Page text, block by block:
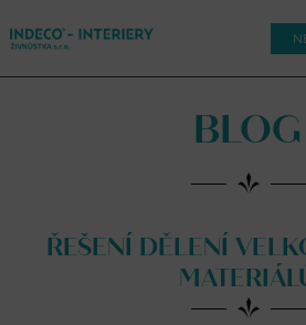
BLOG
ŘEŠENÍ DĚLENÍ